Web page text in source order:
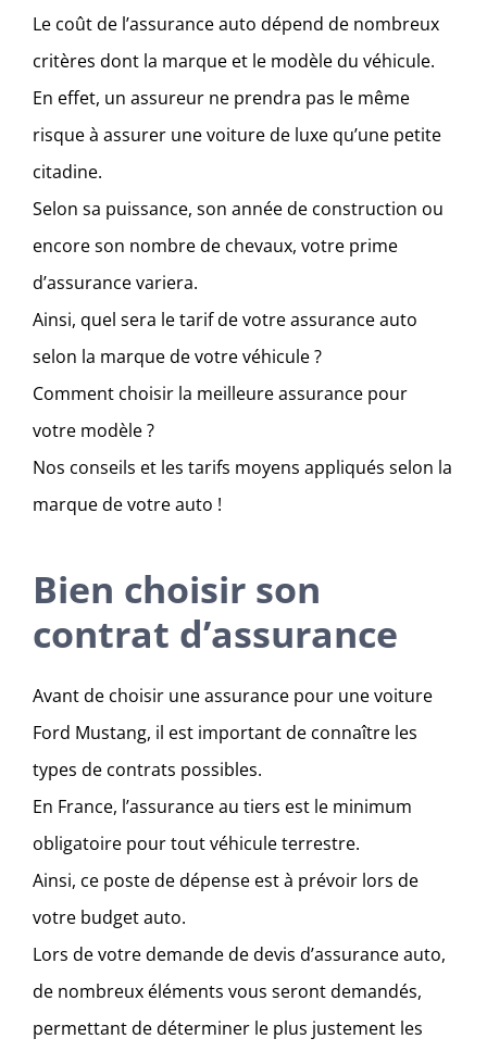
Le coût de l’assurance auto dépend de nombreux
critères dont la marque et le modèle du véhicule.
En effet, un assureur ne prendra pas le même
risque à assurer une voiture de luxe qu’une petite
citadine.
Selon sa puissance, son année de construction ou
encore son nombre de chevaux, votre prime
d’assurance variera.
Ainsi, quel sera le tarif de votre assurance auto
selon la marque de votre véhicule ?
Comment choisir la meilleure assurance pour
votre modèle ?
Nos conseils et les tarifs moyens appliqués selon la
marque de votre auto !
Bien choisir son
contrat d’assurance
Avant de choisir une assurance pour une voiture
Ford Mustang, il est important de connaître les
types de contrats possibles.
En France, l’assurance au tiers est le minimum
obligatoire pour tout véhicule terrestre.
Ainsi, ce poste de dépense est à prévoir lors de
votre budget auto.
Lors de votre demande de devis d’assurance auto,
de nombreux éléments vous seront demandés,
permettant de déterminer le plus justement les